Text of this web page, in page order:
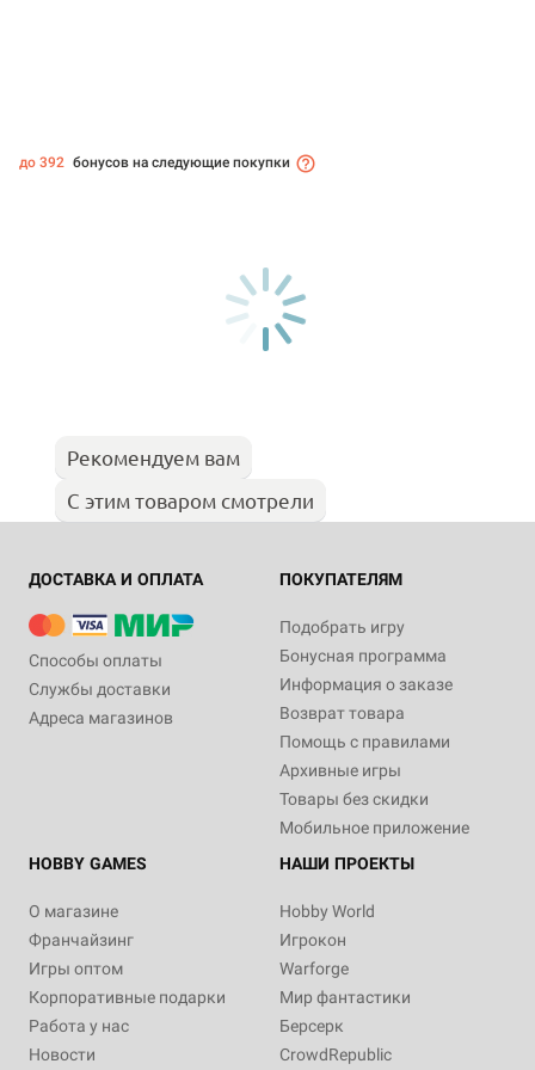
до 392 бонусов на следующие покупки
Рекомендуем вам
С этим товаром смотрели
ДОСТАВКА И ОПЛАТА
Способы оплаты
Службы доставки
Адреса магазинов
ПОКУПАТЕЛЯМ
Подобрать игру
Бонусная программа
Информация о заказе
Возврат товара
Помощь с правилами
Архивные игры
Товары без скидки
Мобильное приложение
HOBBY GAMES
О магазине
Франчайзинг
Игры оптом
Корпоративные подарки
Работа у нас
Новости
НАШИ ПРОЕКТЫ
Hobby World
Игрокон
Warforge
Мир фантастики
Берсерк
CrowdRepublic